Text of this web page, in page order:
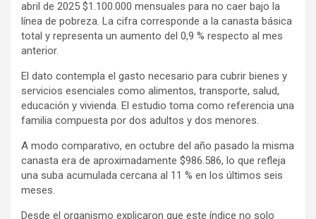
abril de 2025 $1.100.000 mensuales para no caer bajo la
línea de pobreza. La cifra corresponde a la canasta básica
total y representa un aumento del 0,9 % respecto al mes
anterior.
El dato contempla el gasto necesario para cubrir bienes y
servicios esenciales como alimentos, transporte, salud,
educación y vivienda. El estudio toma como referencia una
familia compuesta por dos adultos y dos menores.
A modo comparativo, en octubre del año pasado la misma
canasta era de aproximadamente $986.586, lo que refleja
una suba acumulada cercana al 11 % en los últimos seis
meses.
Desde el organismo explicaron que este índice no solo